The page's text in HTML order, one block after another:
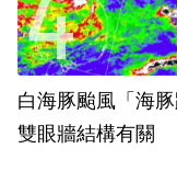
白海豚颱風「海
雙眼牆結構有關